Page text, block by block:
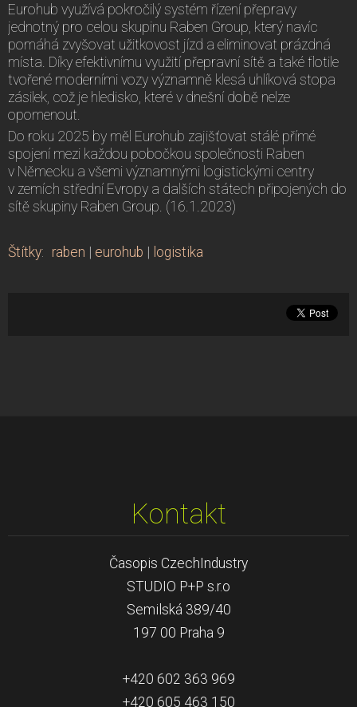
Eurohub využívá pokročilý systém řízení přepravy
jednotný pro celou skupinu Raben Group, který navíc
pomáhá zvyšovat užitkovost jízd a eliminovat prázdná
místa. Díky efektivnímu využití přepravní sítě a také flotile
tvořené moderními vozy významně klesá uhlíková stopa
zásilek, což je hledisko, které v dnešní době nelze
opomenout.
Do roku 2025 by měl Eurohub zajišťovat stálé přímé
spojení mezi každou pobočkou společnosti Raben
v Německu a všemi významnými logistickými centry
v zemích střední Evropy a dalších státech připojených do
sítě skupiny Raben Group. (16.1.2023)
Štítky: raben | eurohub | logistika
Kontakt
Časopis CzechIndustry
STUDIO P+P s.r.o
Semilská 389/40
197 00 Praha 9
+420 602 363 969
+420 605 463 150